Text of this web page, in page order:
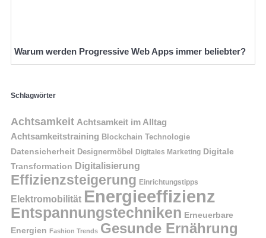
Warum werden Progressive Web Apps immer beliebter?
Schlagwörter
Achtsamkeit Achtsamkeit im Alltag
Achtsamkeitstraining Blockchain Technologie
Datensicherheit Designermöbel Digitales Marketing Digitale
Transformation Digitalisierung
Effizienzsteigerung Einrichtungstipps
Elektromobilität Energieeffizienz
Entspannungstechniken Erneuerbare
Energien Fashion Trends Gesunde Ernährung